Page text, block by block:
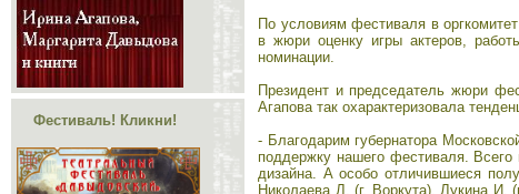
Фестиваль! Кликни!
По условиям фестиваля в
в жюри оценку игры актеров,
номинации.
Президент и председатель жюри
Агапова так охарактеризовала
- Благодарим губернатора
поддержку нашего фестиваля.
дизайна. А особо отличившиеся
Николаева Л. (г. Воркута), Лукина И.